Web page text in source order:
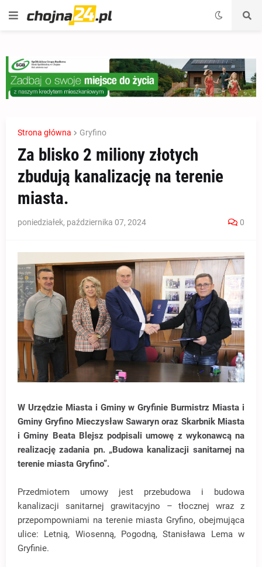
Strona główna Gryfino
Za blisko 2 miliony złotych
zbudują kanalizację na terenie
miasta.
poniedziałek, października 07, 2024 0
W Urzędzie Miasta i Gminy w Gryfinie Burmistrz Miasta i
Gminy Gryfino Mieczysław Sawaryn oraz Skarbnik Miasta
i Gminy Beata Blejsz podpisali umowę z wykonawcą na
realizację zadania pn. „Budowa kanalizacji sanitarnej na
terenie miasta Gryfino”.
Przedmiotem umowy jest przebudowa i budowa
kanalizacji sanitarnej grawitacyjno – tłocznej wraz z
przepompowniami na terenie miasta Gryfino, obejmująca
ulice: Letnią, Wiosenną, Pogodną, Stanisława Lema w
Gryfinie.